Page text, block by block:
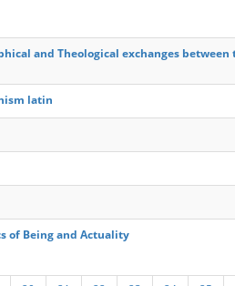
and Theological exchanges between
latin
of Being and Actuality